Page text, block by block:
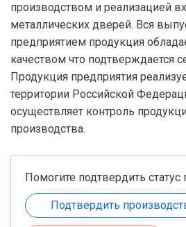
производством и реализацией
металлических дверей. Вся
предприятием продукция
качеством что подтверждается
Продукция предприятия
территории Российской
осуществляет контроль
производства.
Помогите подтвердить статус
Подтвердить